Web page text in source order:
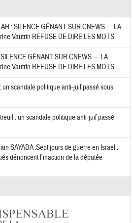
: SILENCE GÊNANT SUR CNEWS — LA
Vautrin REFUSE DE DIRE LES MOTS
GÊNANT SUR CNEWS — LA
Vautrin REFUSE DE DIRE LES MOTS
un scandale politique anti-juif passé sous
: un scandale politique anti-juif passé
SAYADA :Sept jours de guerre en Israël :
dénoncent l’inaction de la députée